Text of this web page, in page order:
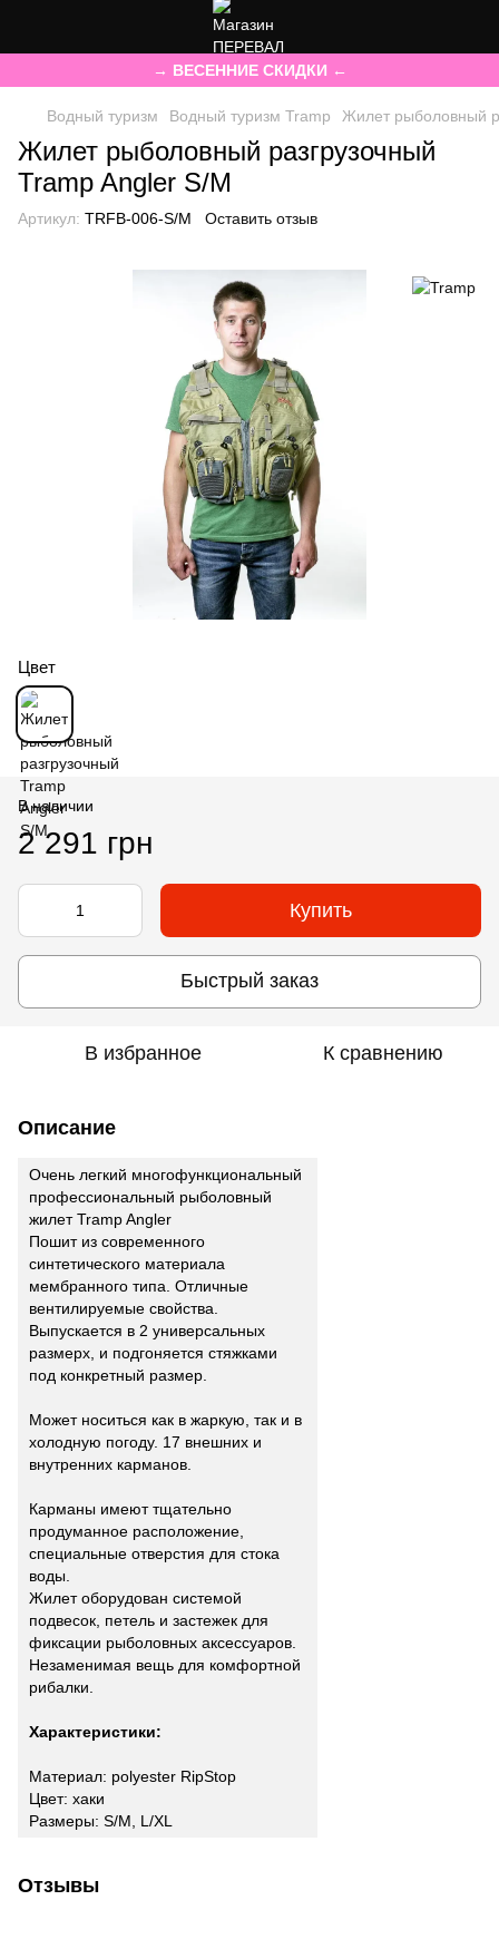
→ ВЕСЕННИЕ СКИДКИ ←
Водный туризм Водный туризм Tramp Жилет рыболовный
Жилет рыболовный разгрузочный
Tramp Angler S/M
Артикул: TRFB-006-S/M Оставить отзыв
Цвет
В наличии
2 291 грн
Купить
Быстрый заказ
В избранное К сравнению
Описание
Очень легкий многофункциональный
профессиональный рыболовный
жилет Tramp Angler
Пошит из современного
синтетического материала
мембранного типа. Отличные
вентилируемые свойства.
Выпускается в 2 универсальных
размерх, и подгоняется стяжками
под конкретный размер.
Может носиться как в жаркую, так и в
холодную погоду. 17 внешних и
внутренних карманов.
Карманы имеют тщательно
продуманное расположение,
специальные отверстия для стока
воды.
Жилет оборудован системой
подвесок, петель и застежек для
фиксации рыболовных аксессуаров.
Незаменимая вещь для комфортной
рибалки.
Характеристики:
Материал: polyester RipStop
Цвет: хаки
Размеры: S/M, L/XL
Отзывы